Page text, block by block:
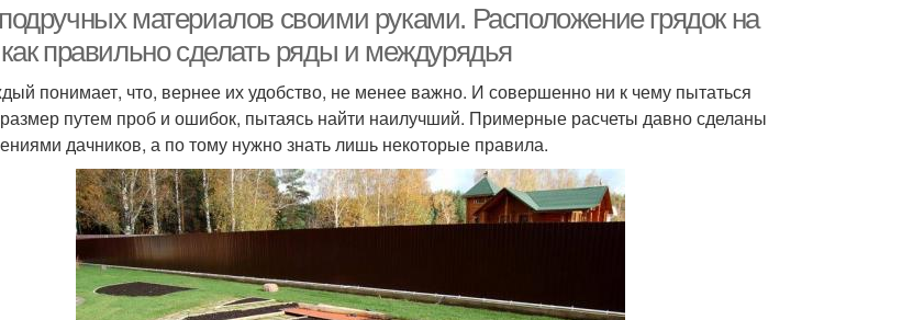
материалов своими руками. Расположение грядок на
как правильно сделать ряды и междурядья
понимает, что, вернее их удобство, не менее важно. И совершенно ни к чему пытаться
путем проб и ошибок, пытаясь найти наилучший. Примерные расчеты давно сделаны
дачников, а по тому нужно знать лишь некоторые правила.